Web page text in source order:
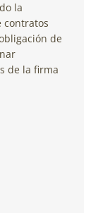
la
contratos
de
de la firma